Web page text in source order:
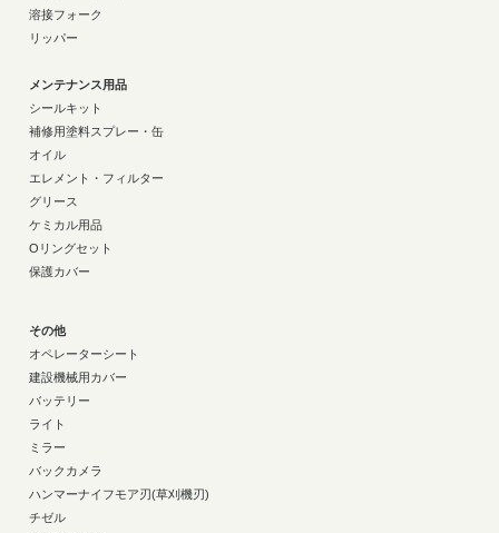
溶接フォーク
リッパー
メンテナンス用品
シールキット
補修用塗料スプレー・缶
オイル
エレメント・フィルター
グリース
ケミカル用品
Oリングセット
保護カバー
その他
オペレーターシート
建設機械用カバー
バッテリー
ライト
ミラー
バックカメラ
ハンマーナイフモア刃(草刈機刃)
チゼル